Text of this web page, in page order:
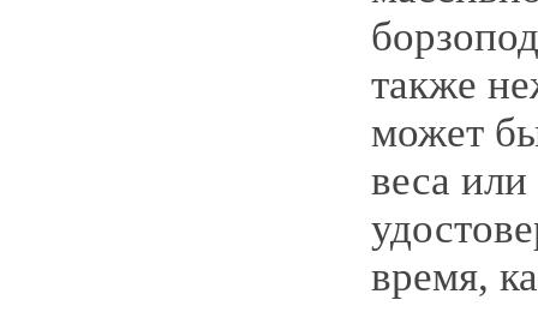
также
может
веса
время,